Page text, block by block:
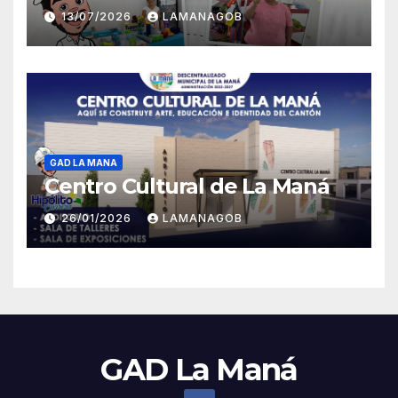
13/07/2026 LAMANAGOB
GAD LA MANA
Centro Cultural de La Maná
26/01/2026 LAMANAGOB
GAD La Maná